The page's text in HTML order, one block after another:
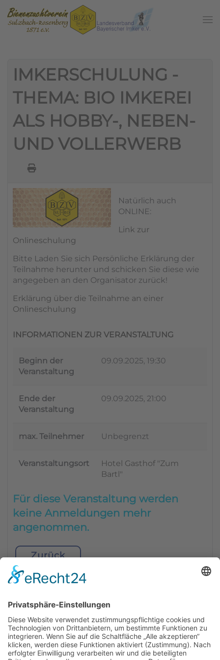
Zum Hauptinhalt springen
IMKERSCHULUNG -
THEMA: BIO IMKEREI
ALS HOBBY-, NEBEN-
UND VOLLERWERB
Natürlich auch
ONLINE:
Link zur
Onlineschulung
Bitte Laden Sie sich Persönliche Erklärung der
Teilnahme herunter und schicken Sie diese wie
angegeben an den Organisator zurück!
Erklärung über die Teilnahme an einer
Onlineschulung
INFORMATIONEN ZUR VERANSTALTUNG
Beginn der
Veranstaltung
09.09.2025, 19:30
Ende der
Veranstaltung
09.09.2025, 21:00
max. Teilnehmer Unbegrenzt
Veranstaltungsort
Hotel Gasthof "Zum
Bartl"
Für diese Veranstaltung werden
keine Anmeldungen mehr
angenommen.
Zurück
BIENENZUCHTVEREIN SULZBACH-ROSENBERG
1871 E.V.
1. Vorsitzender